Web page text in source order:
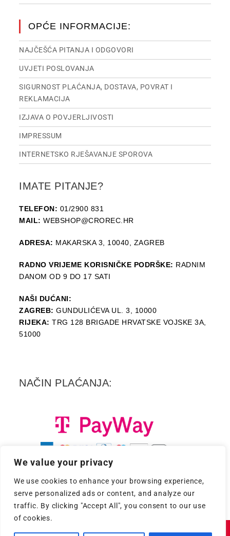
We value your privacy
We use cookies to enhance your browsing experience,
serve personalized ads or content, and analyze our
traffic. By clicking "Accept All", you consent to our use
of cookies.
OPĆE INFORMACIJE:
NAJČEŠĆA PITANJA I ODGOVORI
UVJETI POSLOVANJA
SIGURNOST PLAĆANJA, DOSTAVA, POVRAT I
REKLAMACIJA
IZJAVA O POVJERLJIVOSTI
IMPRESSUM
INTERNETSKO RJEŠAVANJE SPOROVA
IMATE PITANJE?
TELEFON: 01/2900 831
MAIL: WEBSHOP@CROREC.HR
ADRESA: MAKARSKA 3, 10040, ZAGREB
RADNO VRIJEME KORISNIČKE PODRŠKE: RADNIM
DANOM OD 9 DO 17 SATI
NAŠI DUĆANI:
ZAGREB: GUNDULIĆEVA UL. 3, 10000
RIJEKA: TRG 128 BRIGADE HRVATSKE VOJSKE 3A,
51000
NAČIN PLAĆANJA:
Copyright 2026. - Croatia Records d.d.